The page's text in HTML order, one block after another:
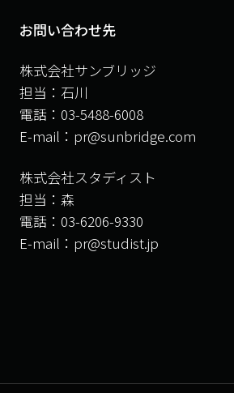
お問い合わせ先
株式会社サンブリッジ
担当：石川
電話：03-5488-6008
E-mail：pr@sunbridge.com
株式会社スタディスト
担当：森
電話：03-6206-9330
E-mail：pr@studist.jp